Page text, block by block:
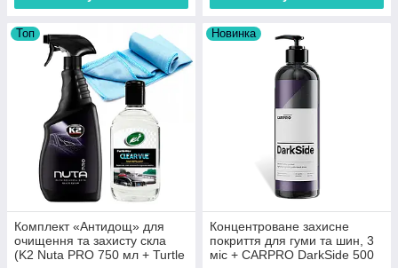
Топ
Комплект «Антидощ» для
очищення та захисту скла
(K2 Nuta PRO 750 мл + Turtle
Новинка
Концентроване захисне
покриття для гуми та шин, 3
міс + CARPRO DarkSide 500